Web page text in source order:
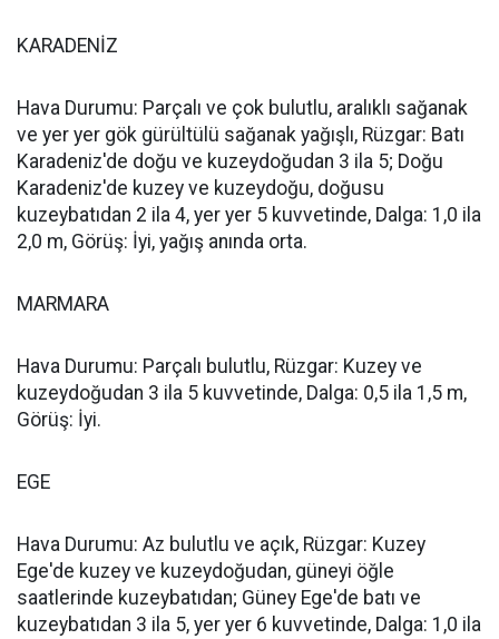
KARADENİZ
Hava Durumu: Parçalı ve çok bulutlu, aralıklı sağanak
ve yer yer gök gürültülü sağanak yağışlı, Rüzgar: Batı
Karadeniz'de doğu ve kuzeydoğudan 3 ila 5; Doğu
Karadeniz'de kuzey ve kuzeydoğu, doğusu
kuzeybatıdan 2 ila 4, yer yer 5 kuvvetinde, Dalga: 1,0 ila
2,0 m, Görüş: İyi, yağış anında orta.
MARMARA
Hava Durumu: Parçalı bulutlu, Rüzgar: Kuzey ve
kuzeydoğudan 3 ila 5 kuvvetinde, Dalga: 0,5 ila 1,5 m,
Görüş: İyi.
EGE
Hava Durumu: Az bulutlu ve açık, Rüzgar: Kuzey
Ege'de kuzey ve kuzeydoğudan, güneyi öğle
saatlerinde kuzeybatıdan; Güney Ege'de batı ve
kuzeybatıdan 3 ila 5, yer yer 6 kuvvetinde, Dalga: 1,0 ila